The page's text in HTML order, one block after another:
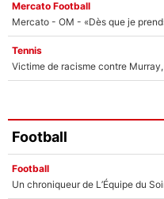
Mercato Football
Tennis
Football
Football